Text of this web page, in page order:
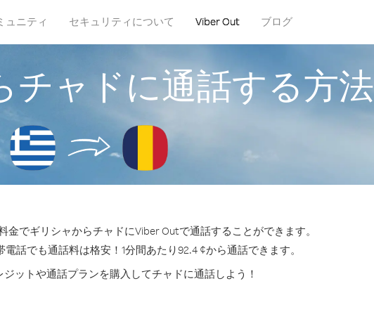
ュニティ セキュリティについて Viber Out ブログ
チャドに通話する方法
金でギリシャからチャドにViber Outで通話することができます。
話でも通話料は格安！1分間あたり92.4 ¢から通話できます。
ットや通話プランを購入してチャドに通話しよう！